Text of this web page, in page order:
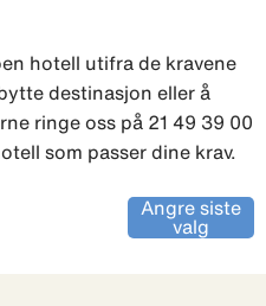
hotell utifra de kravene
destinasjon eller å
ringe oss på 21 49 39 00
som passer dine krav.
Angre siste
valg